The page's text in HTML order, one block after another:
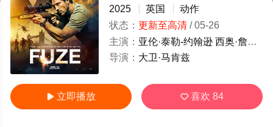
2025 英国
动作
状态： 更新至高清/05-26
主演： 亚伦·泰勒-约翰逊 西奥·詹姆斯
导演： 大卫·马肯兹
 立即播放  喜欢84